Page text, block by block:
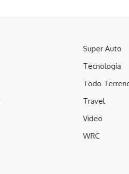
Super Auto
Tecnologia
Todo
Travel
Video
WRC